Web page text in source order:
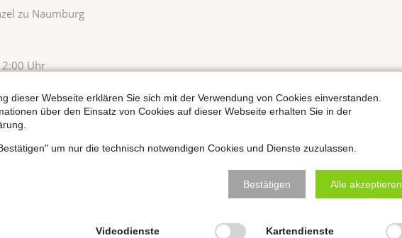
zu Naumburg
Uhr
punkt Zwölf“
zu Naumburg
punkt Zwölf“
zu Naumburg
dieser Webseite erklären Sie sich mit der Verwendung von Cookies einverstanden.
über den Einsatz von Cookies auf dieser Webseite erhalten Sie in der
um nur die technisch notwendigen Cookies und Dienste zuzulassen.
Bestätigen Alle akzeptieren
Videodienste Kartendienste